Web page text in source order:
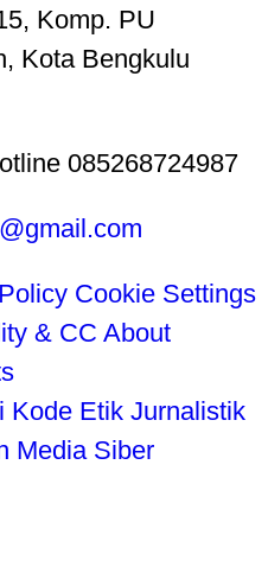
Komp. PU
Kota Bengkulu
085268724987
Cookie Settings
& CC About
Kode Etik Jurnalistik
Media Siber